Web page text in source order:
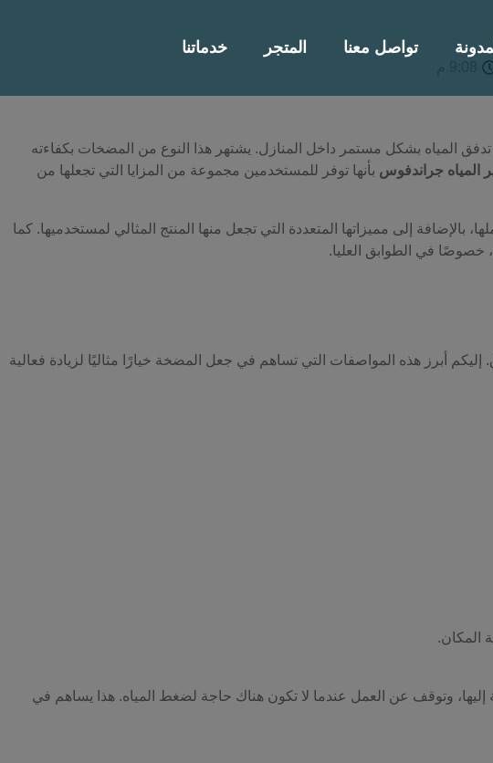
تواصل معنا المتجر خدماتنا
المياه بشكل مستمر داخل المنازل. يشتهر هذا النوع من المضخات بكفاءته
المياه جراندفوس بأنها توفر للمستخدمين مجموعة من المزايا التي تجعلها من
بالإضافة إلى مميزاتها المتعددة التي تجعل منها المنتج المثالي لمستخدميها. كما
خصوصًا في الطوابق العليا.
أبرز هذه المواصفات التي تساهم في جعل المضخة خيارًا مثاليًا لزيادة فعالية
المكان.
إليها، وتوقف عن العمل عندما لا تكون هناك حاجة لضغط المياه. هذا يساهم في